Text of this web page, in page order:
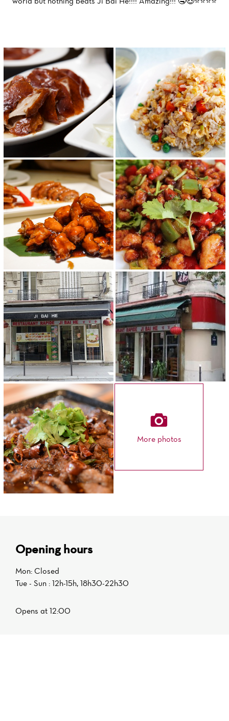
More photos
Opening hours
Mon: Closed
Tue - Sun : 12h-15h, 18h30-22h30
Opens at 12:00